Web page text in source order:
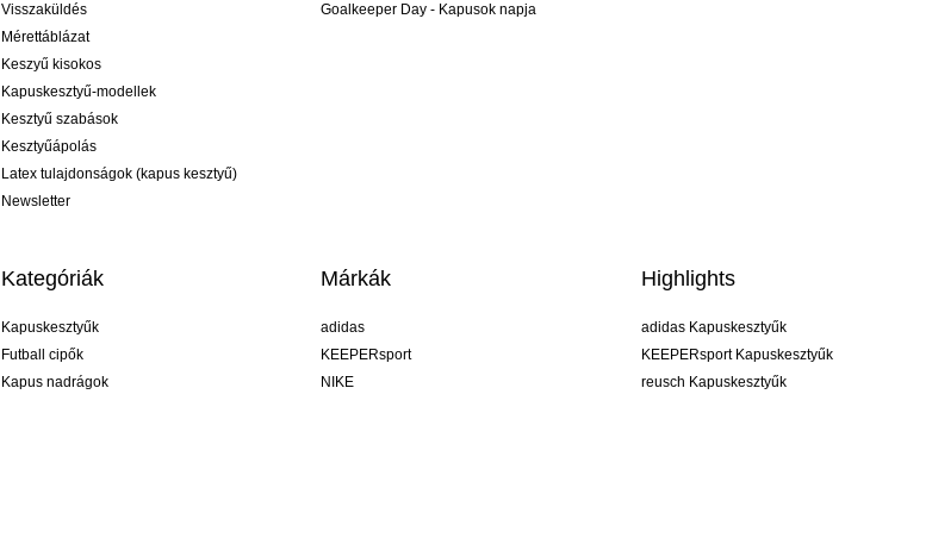
Visszaküldés
Mérettáblázat
Keszyű kisokos
Kapuskesztyű-modellek
Kesztyű szabások
Kesztyűápolás
Latex tulajdonságok (kapus kesztyű)
Newsletter
Goalkeeper Day - Kapusok napja
Kategóriák
Kapuskesztyűk
Futball cipők
Kapus nadrágok
Márkák
adidas
KEEPERsport
NIKE
Highlights
adidas Kapuskesztyűk
KEEPERsport Kapuskesztyűk
reusch Kapuskesztyűk